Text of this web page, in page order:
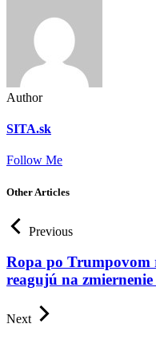
Author
SITA.sk
Follow Me
Other Articles
Previous
Ropa po
reagujú na
Next